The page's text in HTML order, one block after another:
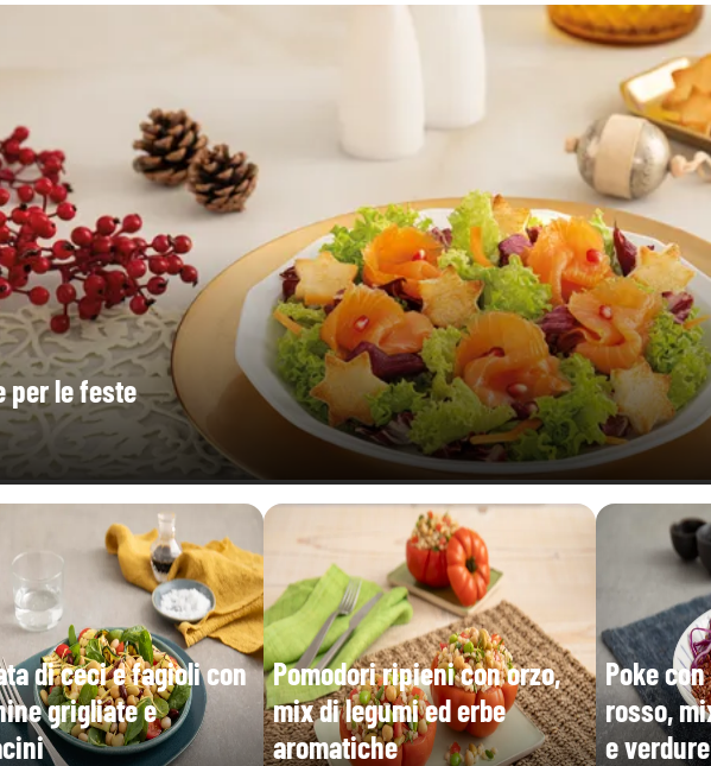
per le feste
di ceci e fagioli con
grigliate e
Pomodori ripieni con orzo,
mix di legumi ed erbe
aromatiche
Poke
rosso,
e verdure